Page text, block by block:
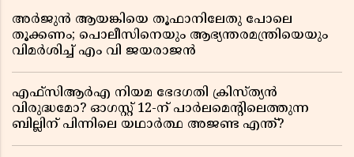
അർജുൻ ആയങ്കിയെ തൂഫാനിലേതു പോലെ
തൂക്കണം; പൊലീസിനെയും ആഭ്യന്തരമന്ത്രിയെയും
വിമർശിച്ച് എം വി ജയരാജൻ
എഫ്സിആർഎ നിയമ ഭേദഗതി ക്രിസ്ത്യൻ
വിരുദ്ധമോ? ഓഗസ്റ്റ് 12-ന് പാർലമെന്റിലെത്തുന്ന
ബില്ലിന് പിന്നിലെ യഥാർത്ഥ അജണ്ട എന്ത്?